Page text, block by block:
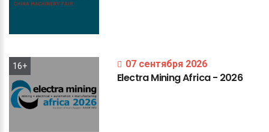
16+ 07 сентября 2026
ElectraMiningAfrica- 2026